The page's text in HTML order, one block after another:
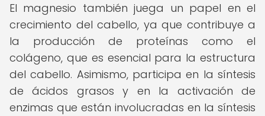
El magnesio también juega un papel en el
crecimiento del cabello, ya que contribuye a
la producción de proteínas como el
colágeno, que es esencial para la estructura
del cabello. Asimismo, participa en la síntesis
de ácidos grasos y en la activación de
enzimas que están involucradas en la síntesis